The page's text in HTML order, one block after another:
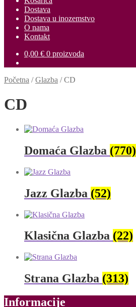
Dostava
Dostava u inozemstvo
O nama
Kontakt
0,00 € 0 proizvoda
Početna /Glazba /CD
CD
Domaća Glazba (770)
Jazz Glazba (52)
Klasična Glazba (22)
Strana Glazba (313)
Informacije